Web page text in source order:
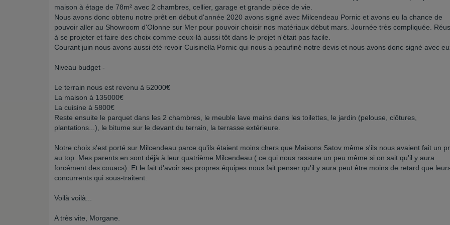
maison à étage de 78m² avec 2 chambres, cellier, garage et grande pièce de vie.
Nous avons donc obtenu notre prêt en début d'année 2020 avons signé avec Milcendeau Pornic et avons eu la chance de
pouvoir aller au Showroom d'Olonne sur Mer pour pouvoir choisir nos matériaux début mars. Journée très compliquée.
à se projeter et faire des choix comme ceux-là aussi tôt dans le projet n'était pas facile.
Courant juin nous avons aussi été revoir Cuisinella Pornic qui nous a peaufiné notre devis et nous avons donc signé avec
Niveau budget -
Le terrain nous est revenu à 52000€
La maison à 135000€
La cuisine à 5800€
Reste ensuite le parquet dans les 2 chambres, le meuble lave mains dans les toilettes, le jardin (pelouse, clôtures,
plantations...), le bitume sur le devant du terrain, la terrasse extérieure.
Notre choix s'est porté sur Milcendeau parce qu'ils étaient moins chers que Maisons Satov même s'ils nous avaient fait un
au top. Mes parents en sont déjà à leur quatrième Milcendeau ( ce qui nous rassure un peu même si on sait qu'il y aura
forcément des couacs). Et le fait d'avoir ses propres équipes nous fait penser qu'il y aura peut être moins de retard que
concurrents qui sous-traitent.
Voilà voilà...
A très vite, Morgane.